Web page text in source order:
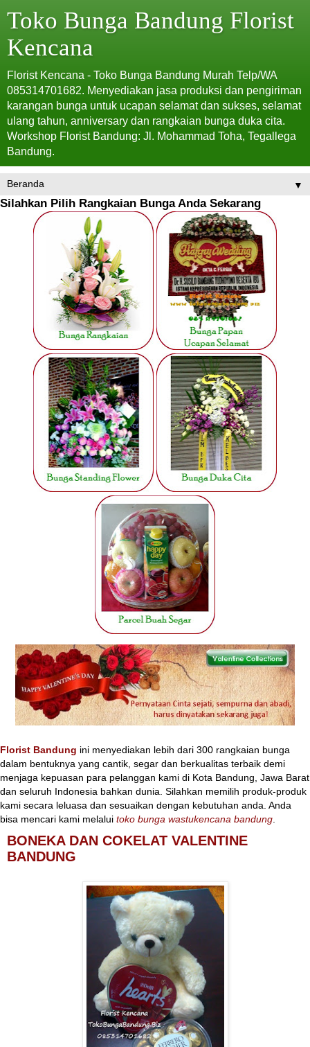
Toko Bunga Bandung Florist
Kencana
Florist Kencana - Toko Bunga Bandung Murah Telp/WA
085314701682. Menyediakan jasa produksi dan pengiriman
karangan bunga untuk ucapan selamat dan sukses, selamat
ulang tahun, anniversary dan rangkaian bunga duka cita.
Workshop Florist Bandung: Jl. Mohammad Toha, Tegallega
Bandung.
▼
Silahkan Pilih Rangkaian Bunga Anda Sekarang
Florist Bandung ini menyediakan lebih dari 300 rangkaian bunga
dalam bentuknya yang cantik, segar dan berkualitas terbaik demi
menjaga kepuasan para pelanggan kami di Kota Bandung, Jawa Barat
dan seluruh Indonesia bahkan dunia. Silahkan memilih produk-produk
kami secara leluasa dan sesuaikan dengan kebutuhan anda. Anda
bisa mencari kami melalui toko bunga wastukencana bandung
BONEKA DAN COKELAT VALENTINE
BANDUNG